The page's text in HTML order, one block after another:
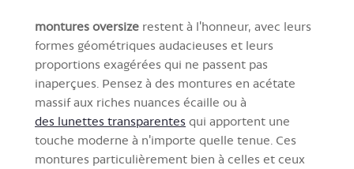
montures oversize restent à l'honneur, avec leurs
formes géométriques audacieuses et leurs
proportions exagérées qui ne passent pas
inaperçues. Pensez à des montures en acétate
massif aux riches nuances écaille ou à
des lunettes transparentes qui apportent une
touche moderne à n'importe quelle tenue. Ces
montures particulièrement bien à celles et ceux